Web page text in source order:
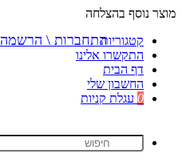
מוצר נוסף בהצלחה
קטגוריות
התקשרו אלינו
דף הבית
החשבון שלי
0 עגלת קניות
התחברות \ הרשמה